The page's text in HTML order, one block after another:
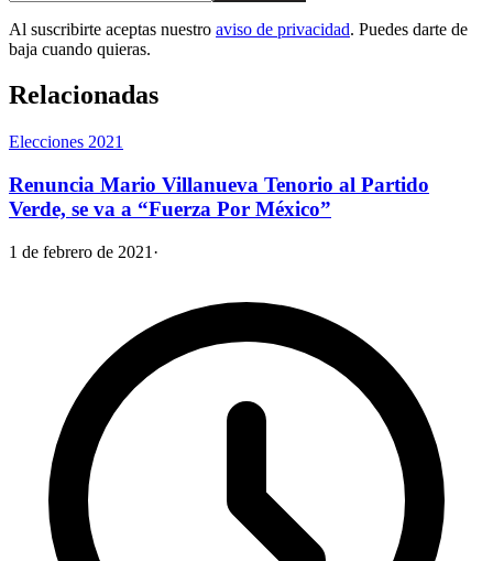
Al suscribirte aceptas nuestro aviso de privacidad. Puedes darte de
baja cuando quieras.
Relacionadas
Elecciones 2021
Renuncia Mario Villanueva Tenorio al Partido
Verde, se va a “Fuerza Por México”
1 de febrero de 2021 ·